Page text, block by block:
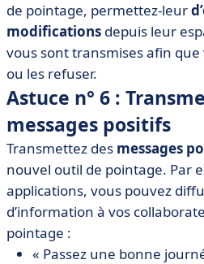
de pointage, permettez-leur
modifications depuis leur
vous sont transmises afin que
ou les refuser.
Astuce n° 6 :
messages positifs
Transmettez des messages
nouvel outil de pointage. Par
applications, vous pouvez
d’information à vos
pointage :
« Passez une bonne